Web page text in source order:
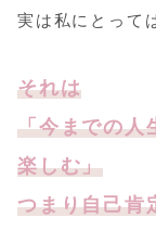
実は私にとって
それは
「今までの人
楽しむ」
つまり自己肯